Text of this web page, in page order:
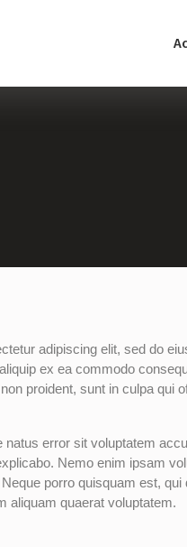
adipiscing elit, sed do
ex ea commodo
proident, sunt in culpa qui
error sit voluptatem
Nemo enim ipsam
porro quisquam est,
aliquam quaerat voluptatem.